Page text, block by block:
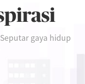
gaya hidup